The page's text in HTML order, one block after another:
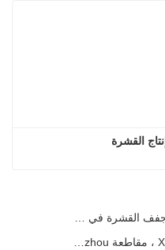
إنتاج القشرة
إطلاق المعدات في Xinyi ، مقاطعة Guizhou ، الصين